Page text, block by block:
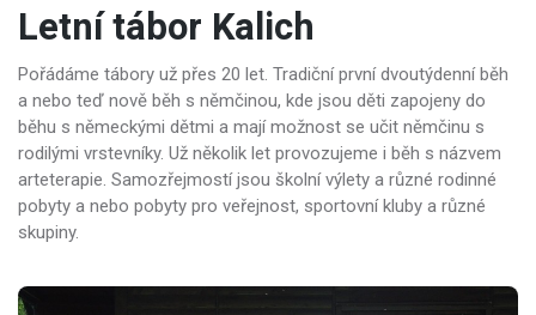
Letní tábor Kalich
Pořádáme tábory už přes 20 let. Tradiční první dvoutýdenní běh
a nebo teď nově běh s němčinou, kde jsou děti zapojeny do
běhu s německými dětmi a mají možnost se učit němčinu s
rodilými vrstevníky. Už několik let provozujeme i běh s názvem
arteterapie. Samozřejmostí jsou školní výlety a různé rodinné
pobyty a nebo pobyty pro veřejnost, sportovní kluby a různé
skupiny.